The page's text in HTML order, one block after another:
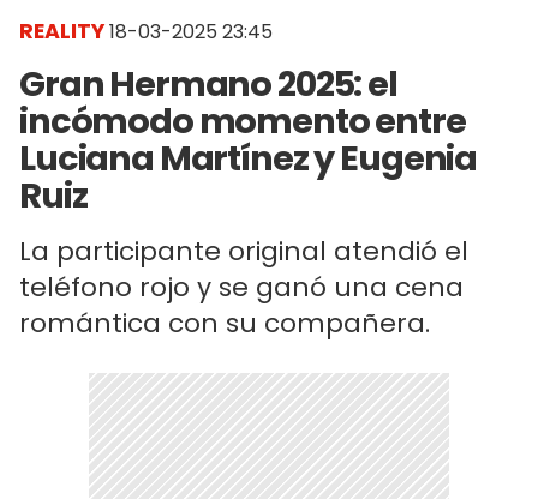
REALITY18-03-2025 23:45
Gran Hermano 2025: el
incómodo momento entre
Luciana Martínez y Eugenia
Ruiz
La participante original atendió el
teléfono rojo y se ganó una cena
romántica con su compañera.